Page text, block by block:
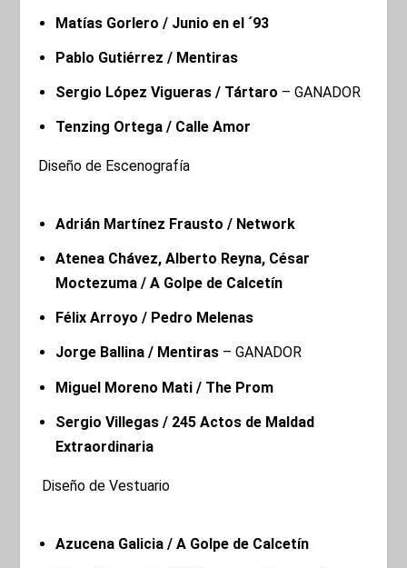
Matías Gorlero / Junio en el ´93
Pablo Gutiérrez / Mentiras
Sergio López Vigueras / Tártaro – GANADOR
Tenzing Ortega / Calle Amor
Diseño de Escenografía
Adrián Martínez Frausto / Network
Atenea Chávez, Alberto Reyna, César
Moctezuma / A Golpe de Calcetín
Félix Arroyo / Pedro Melenas
Jorge Ballina / Mentiras– GANADOR
Miguel Moreno Mati / The Prom
Sergio Villegas / 245 Actos de Maldad
Extraordinaria
Diseño de Vestuario
Azucena Galicia / A Golpe de Calcetín